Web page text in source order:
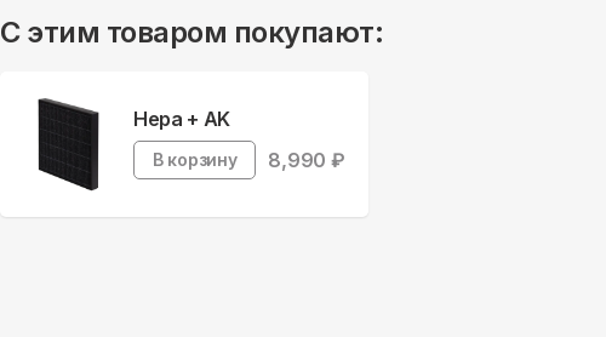
С этим товаром покупают:
Hepa + AK
В корзину 8,990 ₽